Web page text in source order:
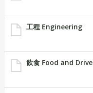
工程 Engineering
飲食 Food and Drive